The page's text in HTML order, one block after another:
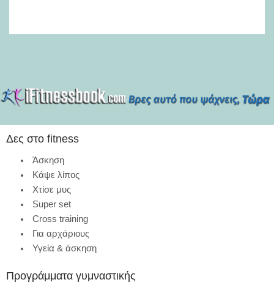
Δες στο fitness
Άσκηση
Κάψε λίπος
Χτίσε μυς
Super set
Cross training
Για αρχάριους
Υγεία & άσκηση
Προγράμματα γυμναστικής